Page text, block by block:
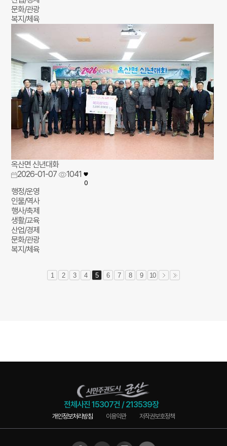
문화/관광
복지/체육
옥산면 신년대화
2026-01-07
1041
0
행정/운영
인물/역사
행사/축제
생활/교육
산업/경제
문화/관광
복지/체육
1 2 3 4 5 6 7 8 9 10
전체사진 15307건 /213539장
개인정보처리방침 이용약관 저작권보호정책